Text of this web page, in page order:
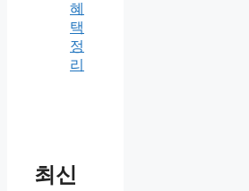
혜
택
정
리
최신